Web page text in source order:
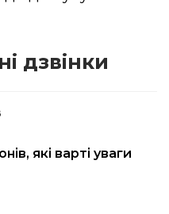
дзвінки
які варті уваги